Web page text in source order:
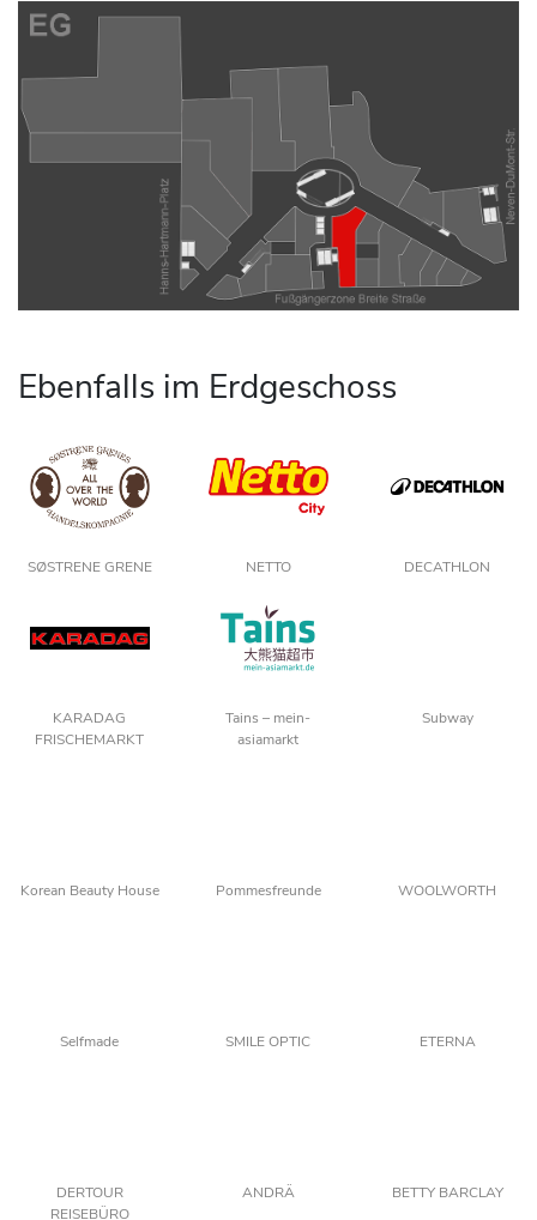
Ebenfalls im Erdgeschoss
SØSTRENE GRENE NETTO DECATHLON
KARADAG
FRISCHEMARKT
Tains – mein-
asiamarkt
Subway
Korean Beauty House Pommesfreunde WOOLWORTH
Selfmade SMILE OPTIC ETERNA
DERTOUR
REISEBÜRO
ANDRÄ BETTY BARCLAY